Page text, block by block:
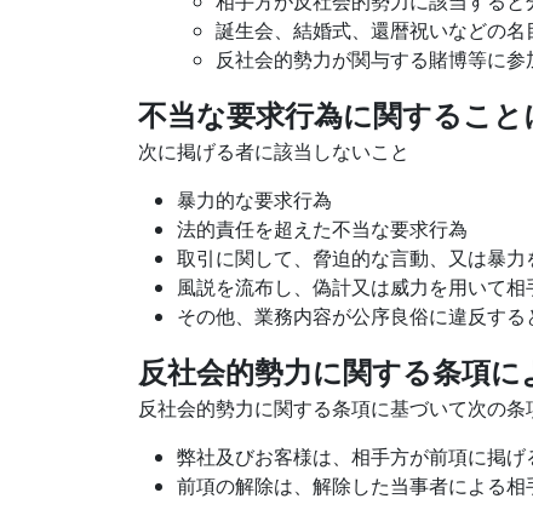
誕生会、結婚式、還暦祝いなどの
反社会的勢力が関与する賭博等に
不当な要求行為に関すること
次に掲げる者に該当しないこと
暴力的な要求行為
法的責任を超えた不当な要求行為
取引に関して、脅迫的な言動、又は暴力
風説を流布し、偽計又は威力を用いて
その他、業務内容が公序良俗に違反す
反社会的勢力に関する条項
反社会的勢力に関する条項に基づいて次の
弊社及びお客様は、相手方が前項に掲
前項の解除は、解除した当事者による